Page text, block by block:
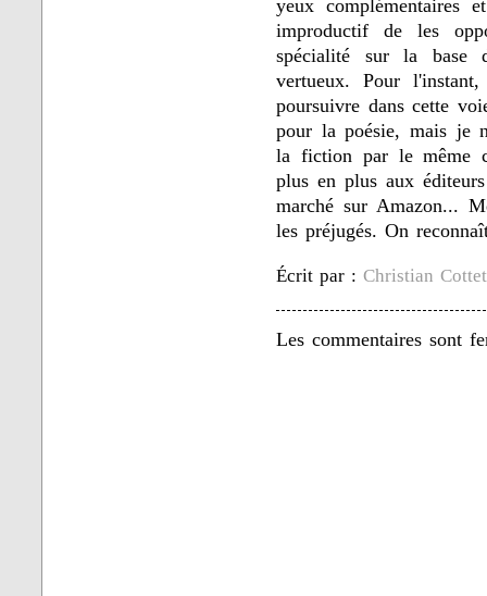
yeux complémentaires
improductif de les
spécialité sur la base
vertueux. Pour
poursuivre dans cette
pour la poésie, mais je
la fiction par le même
plus en plus aux
marché sur Amazon...
les préjugés. On
Écrit par :Christian
Les commentaires sont